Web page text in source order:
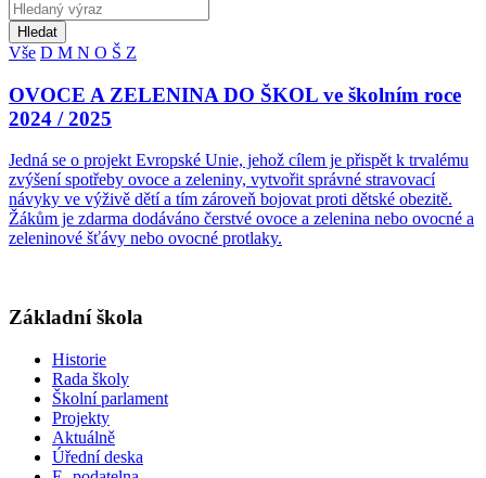
Hledat
Vše D M N O Š Z
OVOCE A ZELENINA DO ŠKOL ve školním roce
2024 / 2025
Jedná se o projekt Evropské Unie, jehož cílem je přispět k trvalému
zvýšení spotřeby ovoce a zeleniny, vytvořit správné stravovací
návyky ve výživě dětí a tím zároveň bojovat proti dětské obezitě.
Žákům je zdarma dodáváno čerstvé ovoce a zelenina nebo ovocné a
zeleninové šťávy nebo ovocné protlaky.
Základní škola
Historie
Rada školy
Školní parlament
Projekty
Aktuálně
Úřední deska